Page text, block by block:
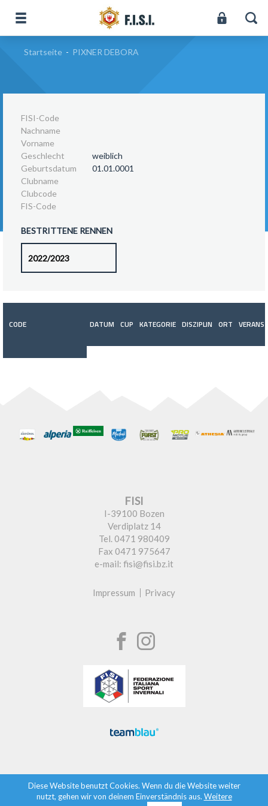
Startseite - PIXNER DEBORA
FISI-Code
Nachname
Vorname
Geschlecht
weiblich
Geburtsdatum
01.01.0001
Clubname
Clubcode
FIS-Code
BESTRITTENE RENNEN
CODE DATUM CUP KATEGORIE DISZIPLIN ORT
FISI
I-39100 Bozen
Verdiplatz 14
Tel. 0471 980409
Fax 0471 975647
e-mail: fisi@fisi.bz.it
Impressum Privacy
Diese Website benutzt Cookies. Wenn du die Website weiter
nutzt, gehen wir von deinem Einverständnis aus. Weitere